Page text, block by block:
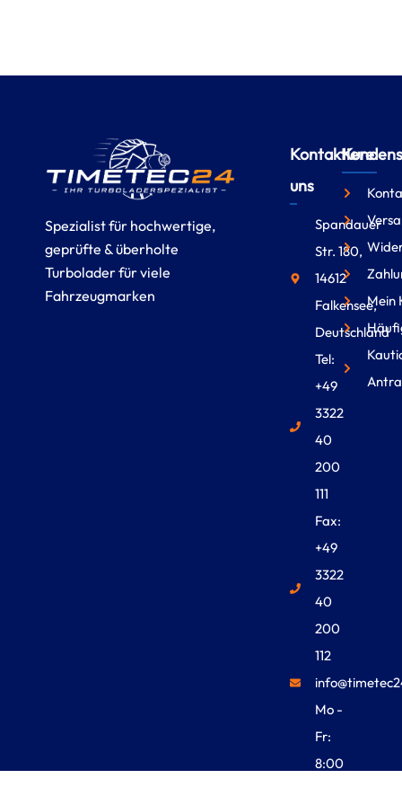
Spezialist für hochwertige,
geprüfte & überholte
Turbolader für viele
Fahrzeugmarken
Kontaktiere
uns
Spandauer
Str. 180,
14612
Falkensee,
Deutschland
Tel:
+49
3322
40
200
111
Fax:
+49
3322
40
200
112
Mo -
Fr:
8:00
Mein